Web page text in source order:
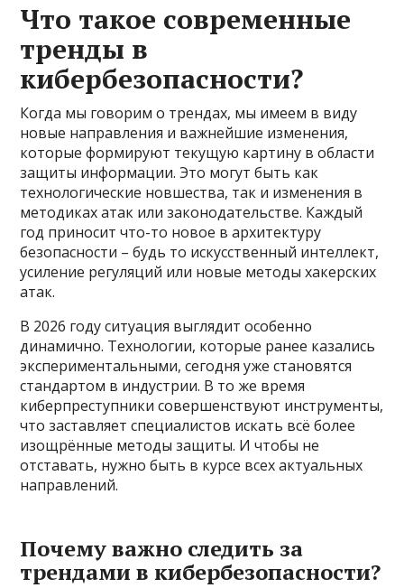
Что такое современные
тренды в
кибербезопасности?
Когда мы говорим о трендах, мы имеем в виду
новые направления и важнейшие изменения,
которые формируют текущую картину в области
защиты информации. Это могут быть как
технологические новшества, так и изменения в
методиках атак или законодательстве. Каждый
год приносит что-то новое в архитектуру
безопасности – будь то искусственный интеллект,
усиление регуляций или новые методы хакерских
атак.
В 2026 году ситуация выглядит особенно
динамично. Технологии, которые ранее казались
экспериментальными, сегодня уже становятся
стандартом в индустрии. В то же время
киберпреступники совершенствуют инструменты,
что заставляет специалистов искать всё более
изощрённые методы защиты. И чтобы не
отставать, нужно быть в курсе всех актуальных
направлений.
Почему важно следить за
трендами в кибербезопасности?